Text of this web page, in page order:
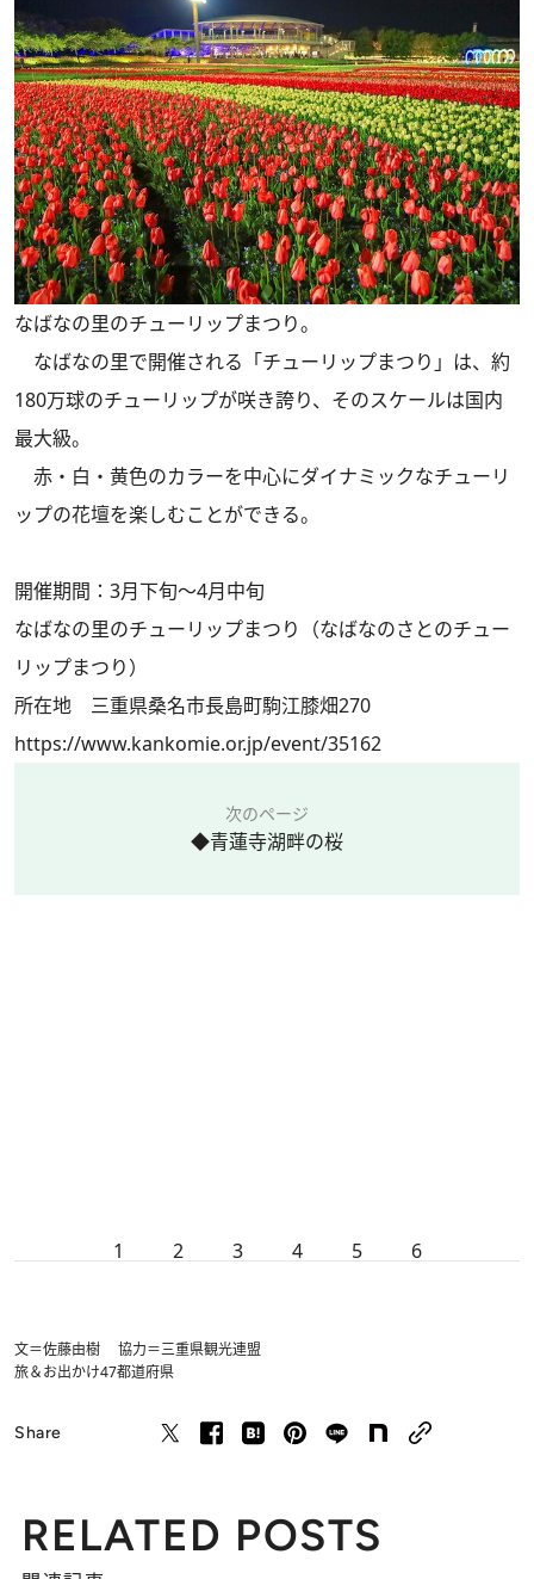
なばなの里のチューリップまつり。
なばなの里で開催される「チューリップまつり」は、約
180万球のチューリップが咲き誇り、そのスケールは国内
最大級。
赤・白・黄色のカラーを中心にダイナミックなチューリ
ップの花壇を楽しむことができる。
開催期間：3月下旬～4月中旬
なばなの里のチューリップまつり（なばなのさとのチュー
リップまつり）
所在地 三重県桑名市長島町駒江膝畑270
https://www.kankomie.or.jp/event/35162
次のページ
◆青蓮寺湖畔の桜
1 2 3 4 5 6
文＝佐藤由樹 協力＝三重県観光連盟
旅＆お出かけ47都道府県
Share
RELATED POSTS